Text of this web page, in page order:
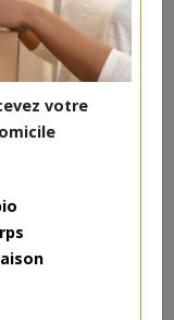
votre
...